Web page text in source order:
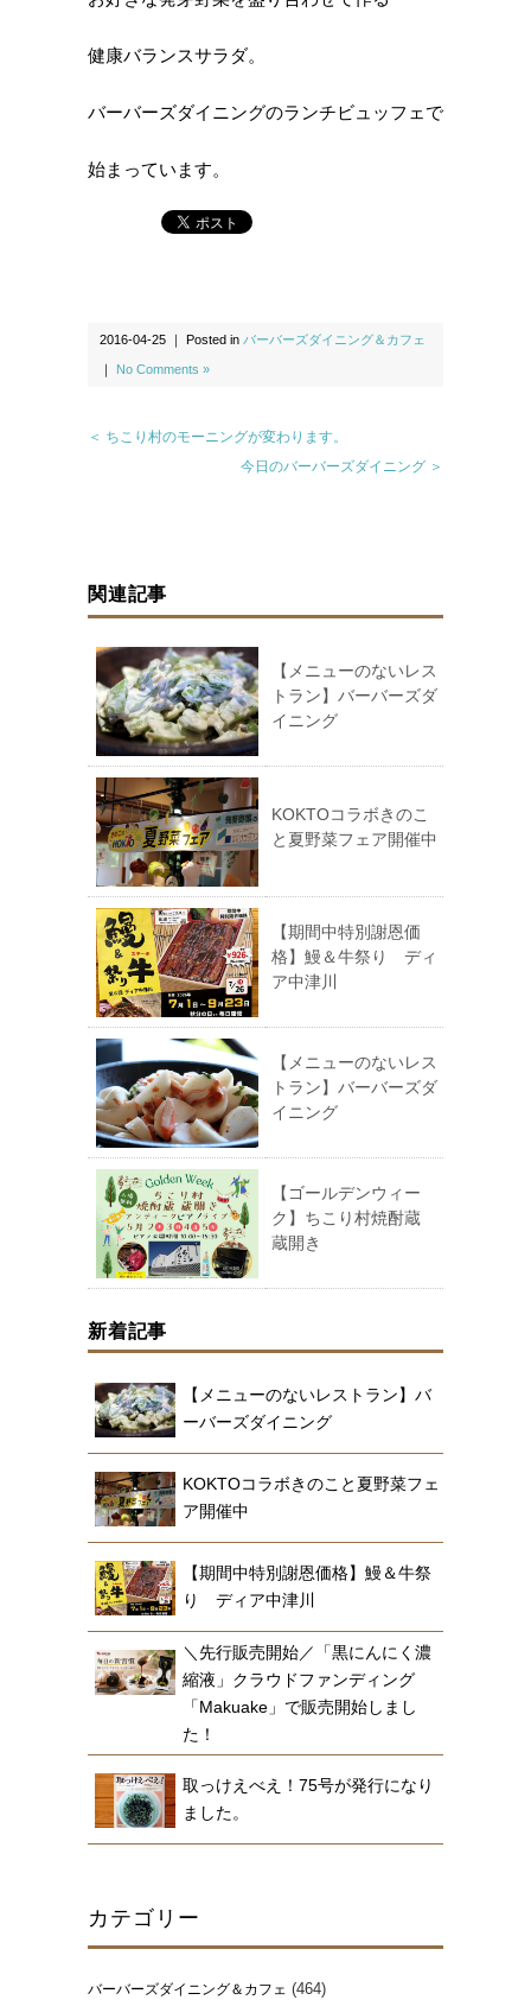
健康バランスサラダ。
バーバーズダイニングのランチビュッフェで
始まっています。
2016-04-25 ｜ Posted in バーバーズダイニング＆カフェ
｜ No Comments »
＜ ちこり村のモーニングが変わります。
今日のバーバーズダイニング ＞
関連記事
【メニューのないレス
トラン】バーバーズダ
イニング
KOKTOコラボきのこ
と夏野菜フェア開催中
【期間中特別謝恩価
格】鰻＆牛祭り ディ
ア中津川
【メニューのないレス
トラン】バーバーズダ
イニング
【ゴールデンウィー
ク】ちこり村焼酎蔵
蔵開き
新着記事
【メニューのないレストラン】バ
ーバーズダイニング
KOKTOコラボきのこと夏野菜フェ
ア開催中
【期間中特別謝恩価格】鰻＆牛祭
り ディア中津川
＼先行販売開始／「黒にんにく濃
縮液」クラウドファンディング
「Makuake」で販売開始しまし
た！
取っけえべえ！75号が発行になり
ました。
カテゴリー
バーバーズダイニング＆カフェ (464)